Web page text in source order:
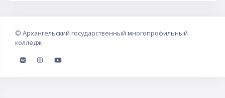
© Архангельский государственный многопрофильный
колледж